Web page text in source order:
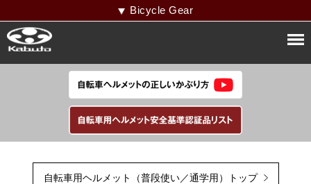
Bicycle Gear
自転車用ヘルメット（普段使い／通学用）トップ